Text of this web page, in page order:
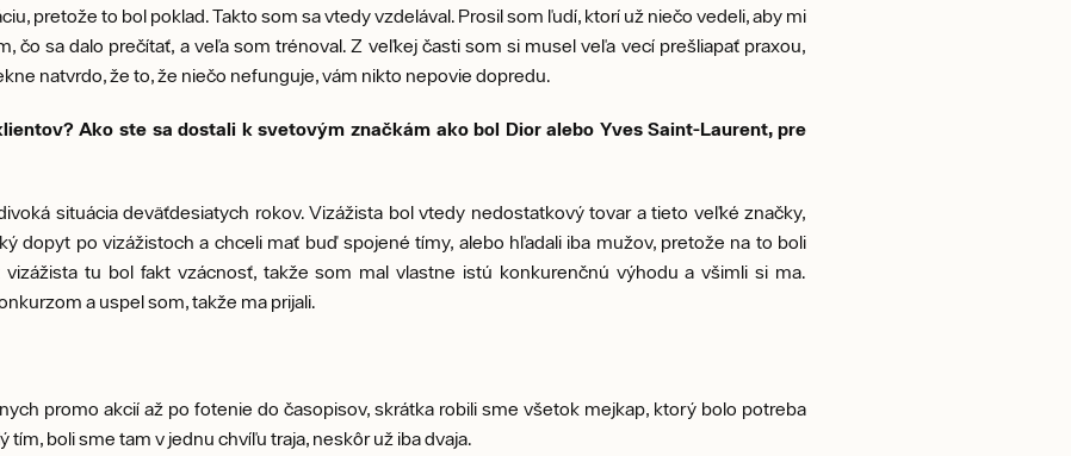
pretože to bol poklad. Takto som sa vtedy vzdelával. Prosil som ľudí, ktorí už niečo vedeli, aby mi
čo sa dalo prečítať, a veľa som trénoval. Z veľkej časti som si musel veľa vecí prešliapať praxou,
natvrdo, že to, že niečo nefunguje, vám nikto nepovie dopredu.
Ako ste sa dostali k svetovým značkám ako bol Dior alebo Yves Saint-Laurent, pre
situácia deväťdesiatych rokov. Vizážista bol vtedy nedostatkový tovar a tieto veľké značky,
dopyt po vizážistoch a chceli mať buď spojené tímy, alebo hľadali iba mužov, pretože na to boli
tu bol fakt vzácnosť, takže som mal vlastne istú konkurenčnú výhodu a všimli si ma.
a uspel som, takže ma prijali.
promo akcií až po fotenie do časopisov, skrátka robili sme všetok mejkap, ktorý bolo potreba
tím, boli sme tam v jednu chvíľu traja, neskôr už iba dvaja.